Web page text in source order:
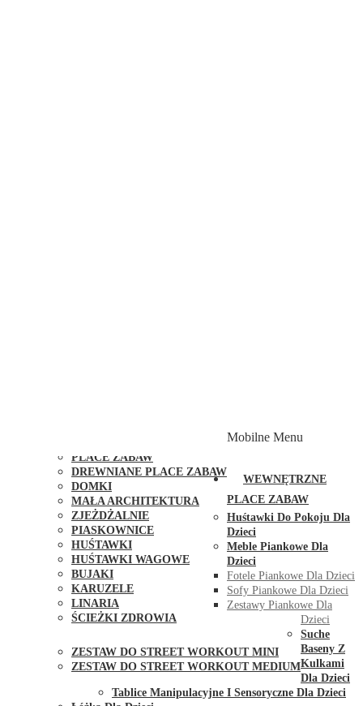
PLACE ZABAW
DREWNIANE PLACE ZABAW
DOMKI
MAŁA ARCHITEKTURA
ZJEŻDŻALNIE
PIASKOWNICE
HUŚTAWKI
HUŚTAWKI WAGOWE
BUJAKI
KARUZELE
LINARIA
ŚCIEŻKI ZDROWIA
ZESTAW DO STREET WORKOUT MINI
ZESTAW DO STREET WORKOUT MEDIUM
Mobilne Menu
WEWNĘTRZNE
PLACE ZABAW
Huśtawki Do Pokoju Dla
Dzieci
Meble Piankowe Dla
Dzieci
Fotele Piankowe Dla Dzieci
Sofy Piankowe Dla Dzieci
Zestawy Piankowe Dla
Dzieci
Suche
Baseny Z
Kulkami
Dla Dzieci
Tablice Manipulacyjne I Sensoryczne Dla Dzieci